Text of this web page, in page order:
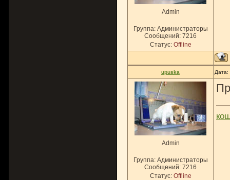
Admin
Группа: Администраторы
Сообщений: 7216
Статус: Offline
upuska Дата:
Admin
Группа: Администраторы
Сообщений: 7216
Статус: Offline